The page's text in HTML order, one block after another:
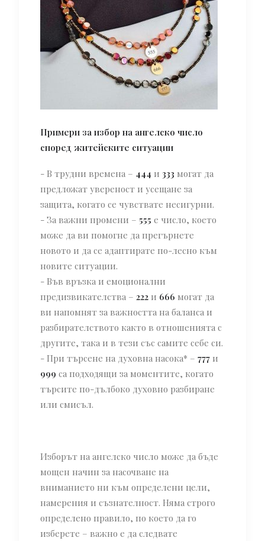
Примери за избор на ангелско число
според житейските ситуации
- В трудни времена – 444 и 333 могат да
предложат увереност и усещане за
защита, когато се чувствате несигурни.
- За важни промени – 555 е число, което
може да ви помогне да прегърнете
новото и да се адаптирате по-лесно към
новите ситуации.
- Във връзка и емоционални
предизвикателства – 222 и 666 могат да
ви напомнят за важността на баланса и
разбирателството както в отношенията с
другите, така и в тези със самите себе си.
- При търсене на духовна насока* – 777 и
999 са подходящи за моментите, когато
търсите по-дълбоко духовно разбиране
или смисъл.
Изборът на ангелско число може да бъде
мощен начин за насочване на
вниманието ни към определени цели,
намерения и съзнателност. Няма строго
определено правило, по което да го
изберете – важно е да следвате